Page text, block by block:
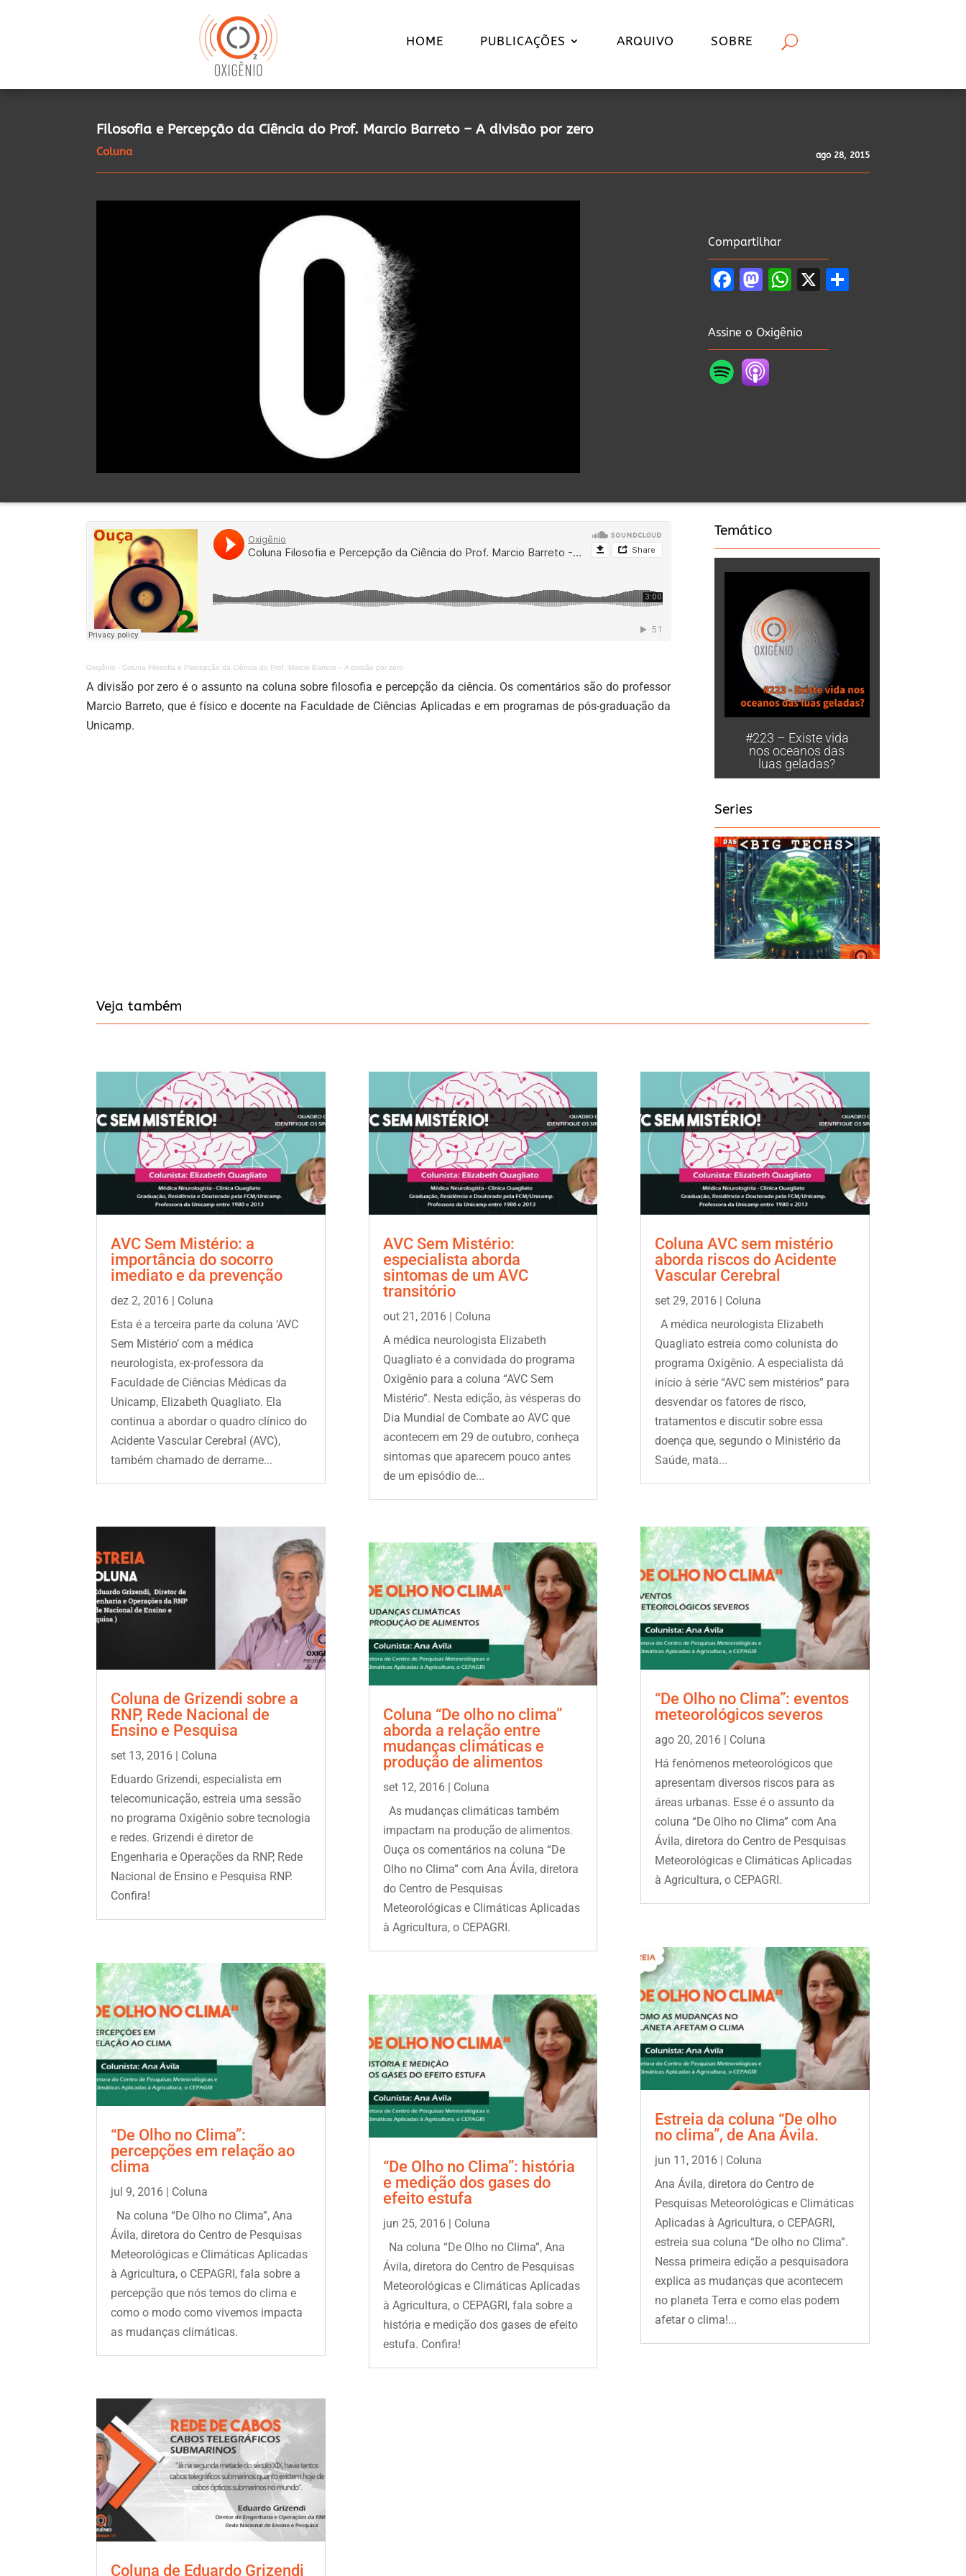
HOME PUBLICAÇÕES ARQUIVO SOBRE
Filosofia e Percepção da Ciência do Prof. Marcio Barreto – A divisão por zero
Coluna ago 28, 2015
Compartilhar
Facebook
Mastodon
WhatsApp
X
Assine o Oxigênio
Oxigênio · Coluna Filosofia e Percepção da Ciência do Prof. Marcio Barreto – A divisão por zero
A divisão por zero é o assunto na coluna sobre filosofia e percepção da ciência. Os comentários são do professor
Marcio Barreto, que é físico e docente na Faculdade de Ciências Aplicadas e em programas de pós-graduação da
Unicamp.
Temático
#223 – Existe vida
nos oceanos das
luas geladas?
Series
Veja também
AVC Sem Mistério: a
importância do socorro
imediato e da prevenção
dez 2, 2016 | Coluna
Esta é a terceira parte da coluna ‘AVC
Sem Mistério’ com a médica
neurologista, ex-professora da
Faculdade de Ciências Médicas da
Unicamp, Elizabeth Quagliato. Ela
continua a abordar o quadro clínico do
Acidente Vascular Cerebral (AVC),
também chamado de derrame...
Coluna de Grizendi sobre a
RNP, Rede Nacional de
Ensino e Pesquisa
set 13, 2016
Coluna
Eduardo Grizendi, especialista em
telecomunicação, estreia uma sessão
no programa Oxigênio sobre tecnologia
e redes. Grizendi é diretor de
Engenharia e Operações da RNP, Rede
Nacional de Ensino e Pesquisa RNP.
Confira!
“De Olho no Clima”:
percepções em relação ao
clima
jul 9, 2016 | Coluna
Na coluna “De Olho no Clima”, Ana
Ávila, diretora do Centro de Pesquisas
Meteorológicas e Climáticas Aplicadas
à Agricultura, o CEPAGRI, fala sobre a
percepção que nós temos do clima e
como o modo como vivemos impacta
as mudanças climáticas.
Coluna de Eduardo Grizendi
AVC Sem Mistério:
especialista aborda
sintomas de um AVC
transitório
out 21, 2016| Coluna
A médica neurologista Elizabeth
Quagliato é a convidada do programa
Oxigênio para a coluna “AVC Sem
Mistério”. Nesta edição, às vésperas do
Dia Mundial de Combate ao AVC que
acontecem em 29 de outubro, conheça
sintomas que aparecem pouco antes
de um episódio de...
Coluna “De olho no clima”
aborda a relação entre
mudanças climáticas e
produção de alimentos
set 12, 2016| Coluna
As mudanças climáticas também
impactam na produção de alimentos.
Ouça os comentários na coluna “De
Olho no Clima” com Ana Ávila, diretora
do Centro de Pesquisas
Meteorológicas e Climáticas Aplicadas
à Agricultura, o CEPAGRI.
“De Olho no Clima”: história
e medição dos gases do
efeito estufa
jun 25, 2016| Coluna
Na coluna “De Olho no Clima”, Ana
Ávila, diretora do Centro de Pesquisas
Meteorológicas e Climáticas Aplicadas
à Agricultura, o CEPAGRI, fala sobre a
história e medição dos gases de efeito
estufa. Confira!
Coluna AVC sem mistério
aborda riscos do Acidente
Vascular Cerebral
set 29, 2016| Coluna
A médica neurologista Elizabeth
Quagliato estreia como colunista do
programa Oxigênio. A especialista dá
início à série “AVC sem mistérios” para
desvendar os fatores de risco,
tratamentos e discutir sobre essa
doença que, segundo o Ministério da
Saúde, mata...
“De Olho no Clima”: eventos
meteorológicos severos
ago 20, 2016| Coluna
Há fenômenos meteorológicos que
apresentam diversos riscos para as
áreas urbanas. Esse é o assunto da
coluna “De Olho no Clima” com Ana
Ávila, diretora do Centro de Pesquisas
Meteorológicas e Climáticas Aplicadas
à Agricultura, o CEPAGRI.
Estreia da coluna “De olho
no clima”, de Ana Ávila.
jun 11, 2016| Coluna
Ana Ávila, diretora do Centro de
Pesquisas Meteorológicas e Climáticas
Aplicadas à Agricultura, o CEPAGRI,
estreia sua coluna “De olho no Clima”.
Nessa primeira edição a pesquisadora
explica as mudanças que acontecem
no planeta Terra e como elas podem
afetar o clima!...